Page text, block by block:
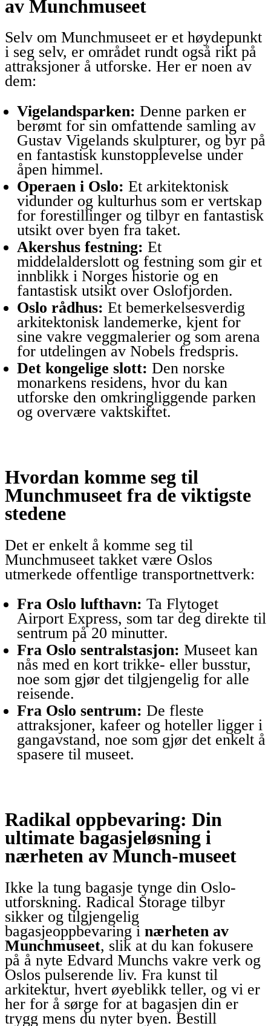
av Munchmuseet
Selv om Munchmuseet er et høydepunkt
i seg selv, er området rundt også rikt på
attraksjoner å utforske. Her er noen av
dem:
Vigelandsparken: Denne parken er
berømt for sin omfattende samling av
Gustav Vigelands skulpturer, og byr på
en fantastisk kunstopplevelse under
åpen himmel.
Operaen i Oslo: Et arkitektonisk
vidunder og kulturhus som er vertskap
for forestillinger og tilbyr en fantastisk
utsikt over byen fra taket.
Akershus festning: Et
middelalderslott og festning som gir et
innblikk i Norges historie og en
fantastisk utsikt over Oslofjorden.
Oslo rådhus: Et bemerkelsesverdig
arkitektonisk landemerke, kjent for
sine vakre veggmalerier og som arena
for utdelingen av Nobels fredspris.
Det kongelige slott: Den norske
monarkens residens, hvor du kan
utforske den omkringliggende parken
og overvære vaktskiftet.
Hvordan komme seg til
Munchmuseet fra de viktigste
stedene
Det er enkelt å komme seg til
Munchmuseet takket være Oslos
utmerkede offentlige transportnettverk:
Fra Oslo lufthavn: Ta Flytoget
Airport Express, som tar deg direkte til
sentrum på 20 minutter.
Fra Oslo sentralstasjon: Museet kan
nås med en kort trikke- eller busstur,
noe som gjør det tilgjengelig for alle
reisende.
Fra Oslo sentrum: De fleste
attraksjoner, kafeer og hoteller ligger i
gangavstand, noe som gjør det enkelt å
spasere til museet.
Radikal oppbevaring: Din
ultimate bagasjeløsning i
nærheten av Munch-museet
Ikke la tung bagasje tynge din Oslo-
utforskning. Radical Storage tilbyr
sikker og tilgjengelig
bagasjeoppbevaring i nærheten av
Munchmuseet, slik at du kan fokusere
på å nyte Edvard Munchs vakre verk og
Oslos pulserende liv. Fra kunst til
arkitektur, hvert øyeblikk teller, og vi er
her for å sørge for at bagasjen din er
trygg mens du nyter byen. Bestill